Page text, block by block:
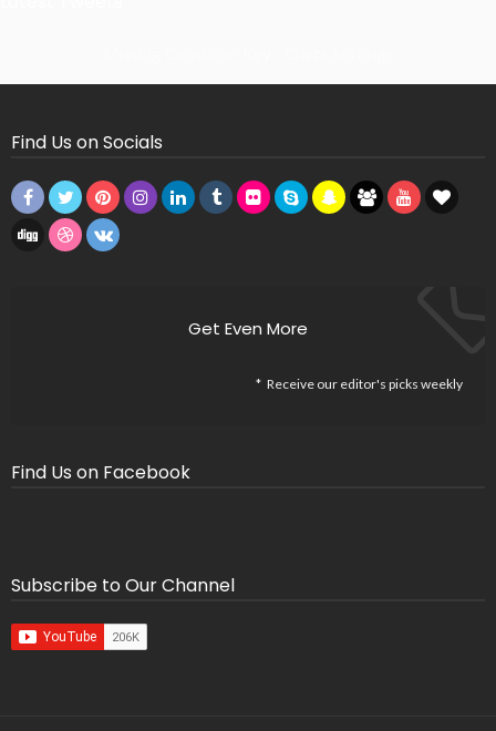
Find Us on Socials
Get Even More
Receive our editor's picks weekly
Find Us on Facebook
Subscribe to Our Channel